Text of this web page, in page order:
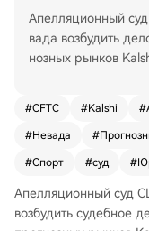
Апелляционный
вада возбудить
нозных рынков
ный судебный
атформа может
ть работу в штате
в марте 2025 года,
игр Невады
#CFTC #Kalshi #
#Невада #
#Спорт #суд #
Апелляционный суд
возбудить судебное